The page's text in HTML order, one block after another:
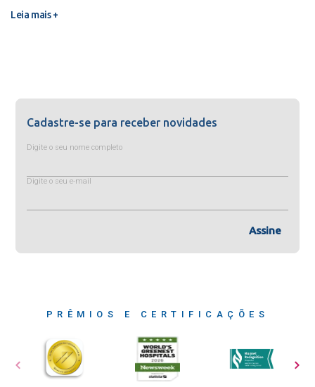
Leia mais +
Cadastre-se para receber novidades
Digite o seu nome completo
Digite o seu e-mail
Assine
PRÊMIOS E CERTIFICAÇÕES